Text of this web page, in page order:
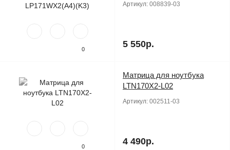
0
Артикул: 008839-03
5 550р.
0
Матрица для ноутбука
LTN170X2-L02
Артикул: 002511-03
4 490р.